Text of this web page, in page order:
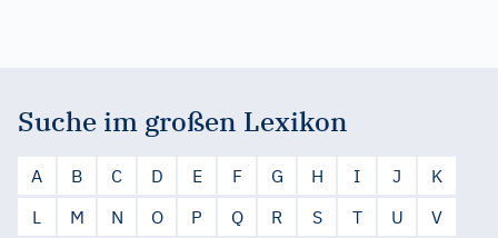
Suche im großen Lexikon
A B C D E F G H I J
K
L
M N O P Q R S T U
V